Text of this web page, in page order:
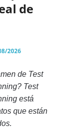
de
2026
de Test
Test
está
que están